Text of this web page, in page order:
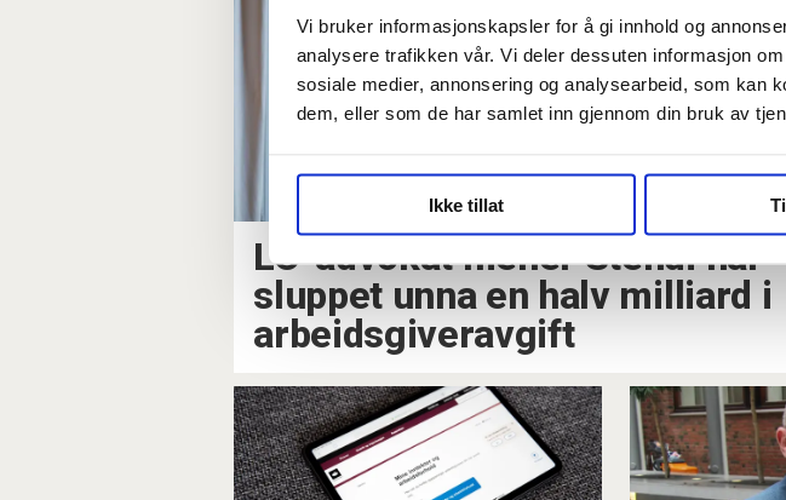
Vi bruker informasjonskapsler for å gi innhold og
analysere trafikken vår. Vi deler dessuten informasjon
sosiale medier, annonsering og analysearbeid, som kan
dem, eller som de har samlet inn gjennom din bruk av
Ikke tillat
LO-advokat mener Stendi har
sluppet unna en halv milliard i
arbeidsgiveravgift